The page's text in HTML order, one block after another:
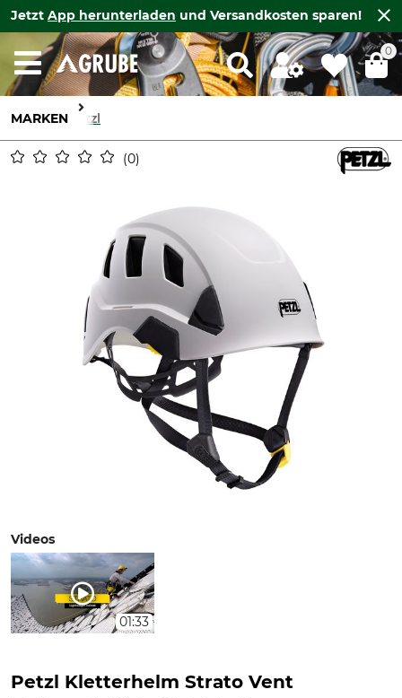
Jetzt App herunterladen und Versandkosten sparen!
0
MARKEN Petzl
0
Videos
01:33
Petzl Kletterhelm Strato Vent